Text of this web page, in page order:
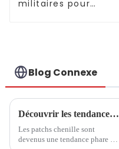
militaires pour
Blog Connexe
Découvrir les tendances et les étapes d'achat essentielles des patchs chenille en 2025
Les patchs chenille sont
devenus une tendance phare de